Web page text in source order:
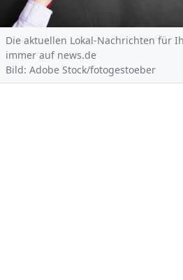
Die aktuellen Lokal-Nachrichten für
immer auf news.de
Bild: Adobe Stock/fotogestoeber